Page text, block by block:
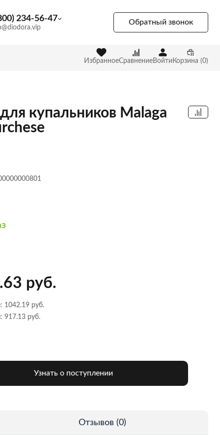
234-56-47 Обратный звонок
ИзбранноеСравнениеВойти Корзина (0)
купальников Malaga
руб.
1042.19 руб.
917.13 руб.
Узнать о поступлении
Отзывов (0)